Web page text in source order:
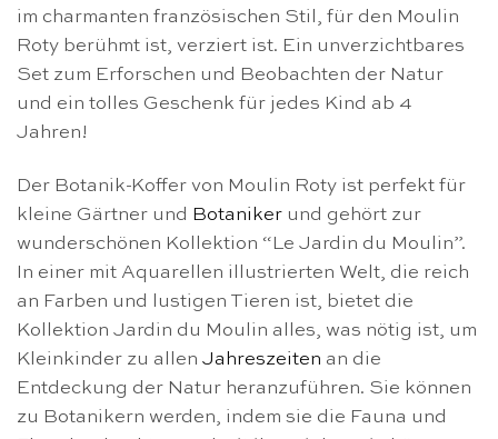
im charmanten französischen Stil, für den Moulin
Roty berühmt ist, verziert ist. Ein unverzichtbares
Set zum Erforschen und Beobachten der Natur
und ein tolles Geschenk für jedes Kind ab 4
Jahren!
Der Botanik-Koffer von Moulin Roty ist perfekt für
kleine Gärtner und Botaniker und gehört zur
wunderschönen Kollektion “Le Jardin du Moulin”.
In einer mit Aquarellen illustrierten Welt, die reich
an Farben und lustigen Tieren ist, bietet die
Kollektion Jardin du Moulin alles, was nötig ist, um
Kleinkinder zu allen Jahreszeiten an die
Entdeckung der Natur heranzuführen. Sie können
zu Botanikern werden, indem sie die Fauna und